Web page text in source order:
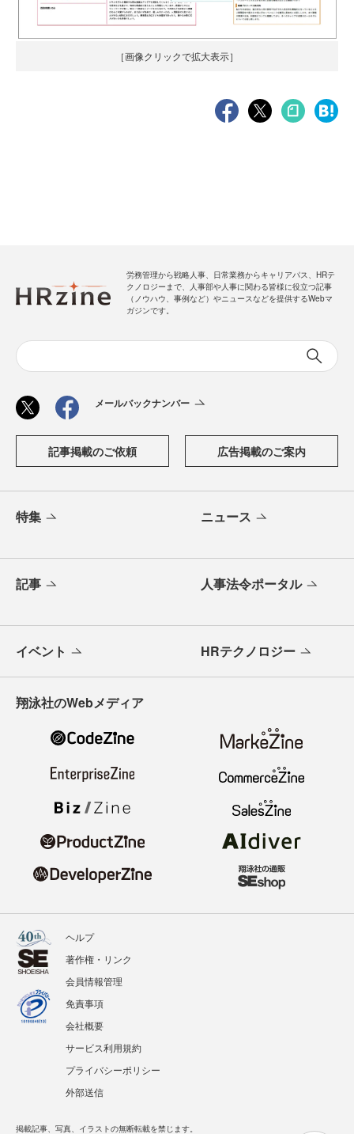
［画像クリックで拡大表示］
労務管理から戦略人事、日常業務からキャリアパス、HRテ
クノロジーまで、人事部や人事に関わる皆様に役立つ記事
（ノウハウ、事例など）やニュースなどを提供するWebマ
ガジンです。
メールバックナンバー
記事掲載のご依頼 広告掲載のご案内
特集 ニュース
記事 人事法令ポータル
イベント HRテクノロジー
翔泳社のWebメディア
ヘルプ
著作権・リンク
会員情報管理
免責事項
会社概要
サービス利用規約
プライバシーポリシー
外部送信
掲載記事、写真、イラストの無断転載を禁じます。